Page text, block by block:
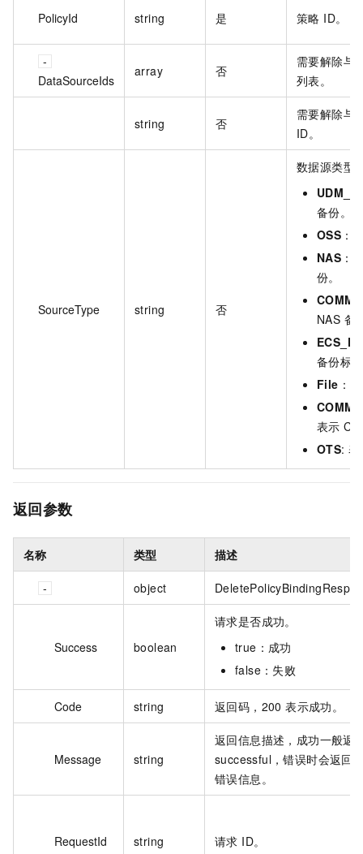
PolicyId string 是 策略 ID。
DataSourceIds
array 否
需要解除与
列表。
string 否
需要解除与
ID。
SourceType string 否
数据源类型
备份。
OSS ：
NAS ：
份。
NAS 备
备份标
File ：
表示
OTS:
返回参数
名称 类型 描述
object
Success boolean
请求是否成功。
true：成功
false：失败
Code string 返回码，200 表示成功。
Message string
返回信息描述，成功一般返
successful，错误时会返回
错误信息。
RequestId string 请求 ID。